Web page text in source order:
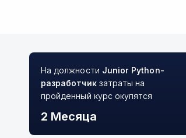
На должности Junior Python-
разработчикзатраты на
пройденный курс окупятся
2 Месяца